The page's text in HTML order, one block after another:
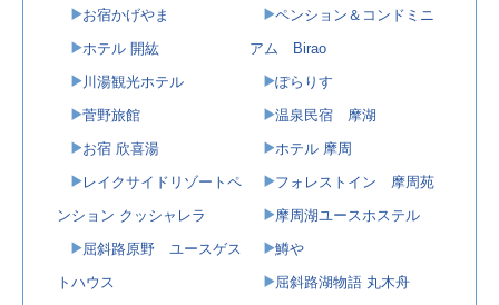
お宿かげやま
ホテル 開紘
川湯観光ホテル
菅野旅館
お宿 欣喜湯
レイクサイドリゾートペ
ンション クッシャレラ
屈斜路原野 ユースゲス
トハウス
ペンション＆コンドミニ
アム Birao
ぽらりす
温泉民宿 摩湖
ホテル 摩周
フォレストイン 摩周苑
摩周湖ユースホステル
鱒や
屈斜路湖物語 丸木舟